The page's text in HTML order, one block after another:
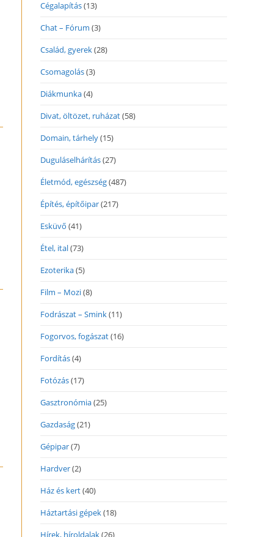
Cégalapítás(13)
Chat – Fórum (3)
Család, gyerek(28)
Csomagolás(3)
Diákmunka(4)
Divat, öltözet, ruházat(58)
Domain, tárhely(15)
Duguláselhárítás(27)
Életmód, egészség(487)
Építés, építőipar(217)
Esküvő (41)
Étel, ital(73)
Ezoterika(5)
Film – Mozi(8)
Fodrászat – Smink(11)
Fogorvos, fogászat(16)
Fordítás(4)
Fotózás(17)
Gasztronómia(25)
Gazdaság(21)
Gépipar(7)
Hardver(2)
Ház és kert(40)
Háztartási gépek(18)
Hírek, híroldalak(26)